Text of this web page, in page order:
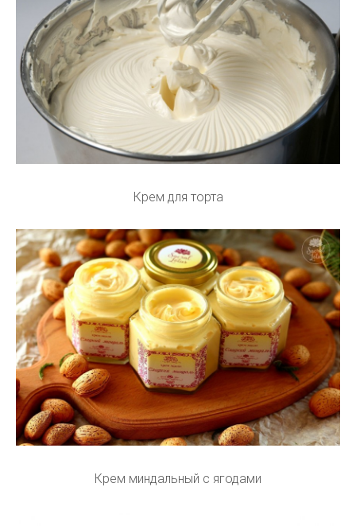
Крем для торта
Крем миндальный с ягодами